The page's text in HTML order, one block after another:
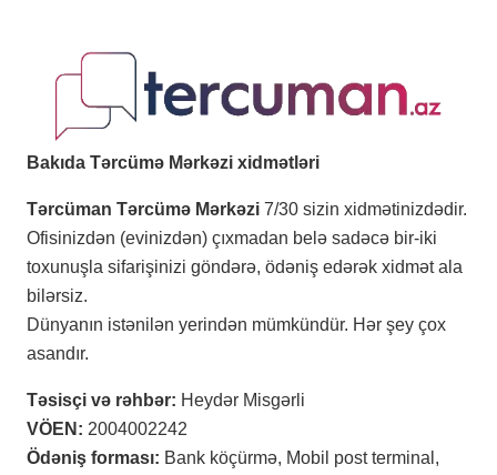
Bakıda Tərcümə Mərkəzi xidmətləri
Tərcüman Tərcümə Mərkəzi 7/30 sizin xidmətinizdədir.
Ofisinizdən (evinizdən) çıxmadan belə sadəcə bir-iki
toxunuşla sifarişinizi göndərə, ödəniş edərək xidmət ala
bilərsiz.
Dünyanın istənilən yerindən mümkündür. Hər şey çox
asandır.
Təsisçi və rəhbər: Heydər Misgərli
VÖEN: 2004002242
Ödəniş forması: Bank köçürmə, Mobil post terminal,